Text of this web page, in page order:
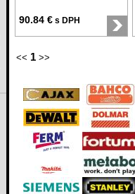
90.84 € s DPH
<< 1 >>